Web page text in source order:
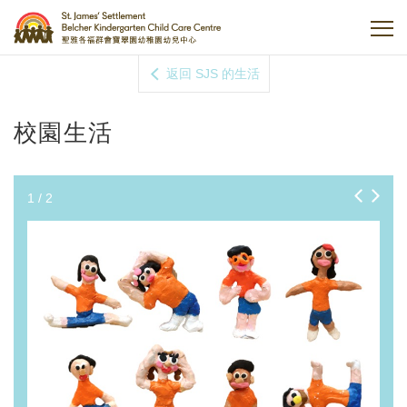
返回 SJS 的生活
校園生活
1 / 2